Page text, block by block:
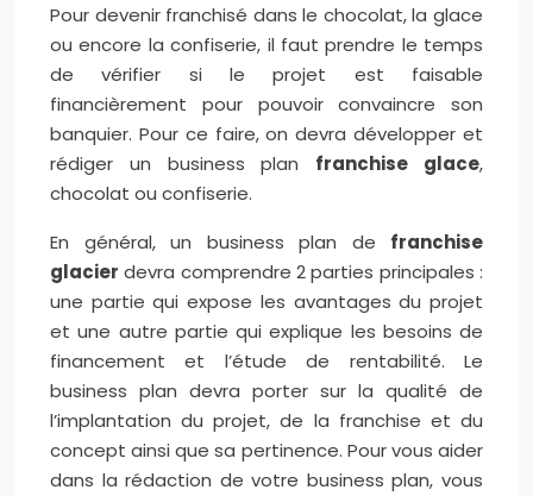
Pour devenir franchisé dans le chocolat, la glace
ou encore la confiserie, il faut prendre le temps
de vérifier si le projet est faisable
financièrement pour pouvoir convaincre son
banquier. Pour ce faire, on devra développer et
rédiger un business plan franchise glace,
chocolat ou confiserie.
En général, un business plan de franchise
glacier devra comprendre 2 parties principales :
une partie qui expose les avantages du projet
et une autre partie qui explique les besoins de
financement et l’étude de rentabilité. Le
business plan devra porter sur la qualité de
l’implantation du projet, de la franchise et du
concept ainsi que sa pertinence. Pour vous aider
dans la rédaction de votre business plan, vous